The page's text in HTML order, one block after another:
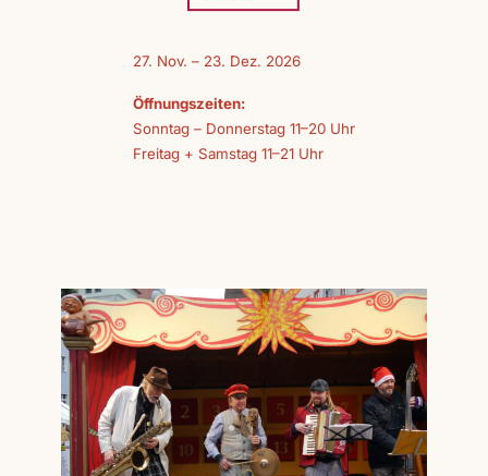
27. Nov. – 23. Dez. 2026
Öffnungszeiten:
Sonntag – Donnerstag 11–20 Uhr
Freitag + Samstag 11–21 Uhr